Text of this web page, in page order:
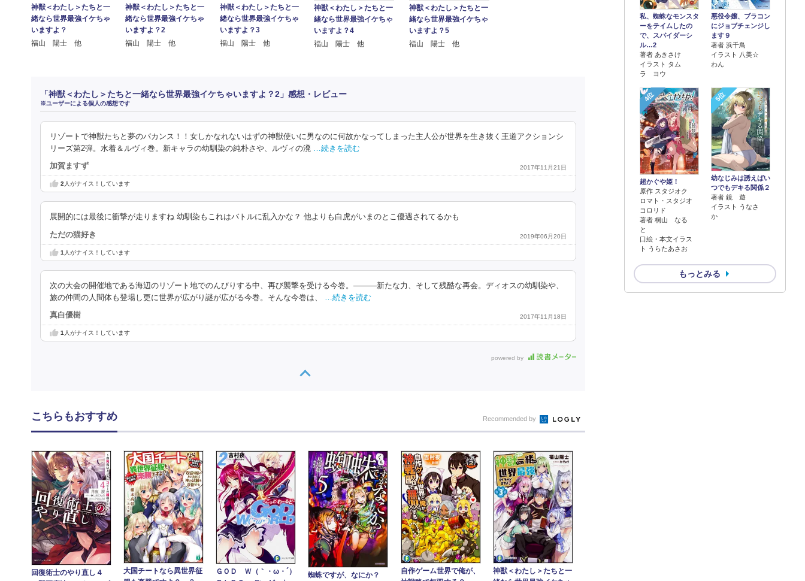
神獣＜わたし＞たちと一
緒なら世界最強イケちゃ
いますよ？
福山 陽士 他
神獣＜わたし＞たちと一
緒なら世界最強イケちゃ
いますよ？2
福山 陽士 他
神獣＜わたし＞たちと一
緒なら世界最強イケちゃ
いますよ？3
福山 陽士 他
神獣＜わたし＞たちと一
緒なら世界最強イケちゃ
いますよ？4
福山 陽士 他
神獣＜わたし＞たちと一
緒なら世界最強イケちゃ
いますよ？5
福山 陽士 他
「神獣＜わたし＞たちと一緒なら世界最強イケちゃいますよ？2」感想・レビュー
※ユーザーによる個人の感想です
リゾートで神獣たちと夢のバカンス！！女しかなれないはずの神獣使いに男なのに何故かなってしまった主人公が世界を生き抜く王道アクションシ
リーズ第2弾。水着＆ルヴィ巻。新キャラの幼馴染の純朴さや、ルヴィの溌
…続きを読む
加賀ますず 2017年11月21日
2人がナイス！しています
展開的には最後に衝撃が走りますね 幼馴染もこれはバトルに乱入かな？ 他よりも白虎がいまのとこ優遇されてるかも
ただの猫好き 2019年06月20日
1 人がナイス！しています
次の大会の開催地である海辺のリゾート地でのんびりする中、再び襲撃を受ける今巻。―――新たな力、そして残酷な再会。ディオスの幼馴染や、
旅の仲間の人間体も登場し更に世界が広がり謎が広がる今巻。そんな今巻は、
…続きを読む
真白優樹 2017年11月18日
1人がナイス！しています
powered by
私、蜘蛛なモンスタ
ーをテイムしたの
で、スパイダーシ
ル…2
著者 あきさけ
イラスト タム
ラ ヨウ
悪役令嬢、ブラコン
にジョブチェンジし
ます９
著者 浜千鳥
イラスト 八美☆
わん
4位
超かぐや姫！
原作 スタジオク
ロマト・スタジオ
コロリド
著者 桐山 なる
と
口絵・本文イラス
ト うらたあさお
5位
幼なじみは誘えばい
つでもデキる関係２
著者 鏡 遊
イラスト うなさ
か
もっとみる
こちらもおすすめ Recommended by
回復術士のやり直し４
大国チートなら異世界征
ＧＯＤ Ｗ（｀・ω・´）
蜘蛛ですが、なにか？
自作ゲーム世界で俺が、
神獣＜わたし＞たちと一